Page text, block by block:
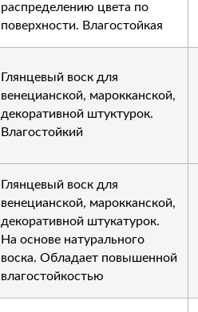
распределению цвета по
поверхности. Влагостойкая
Глянцевый воск для
венецианской, марокканской,
декоративной штуктурок.
Влагостойкий
Глянцевый воск для
венецианской, марокканской,
декоративной штукатурок.
На основе натурального
воска. Обладает повышенной
влагостойкостью